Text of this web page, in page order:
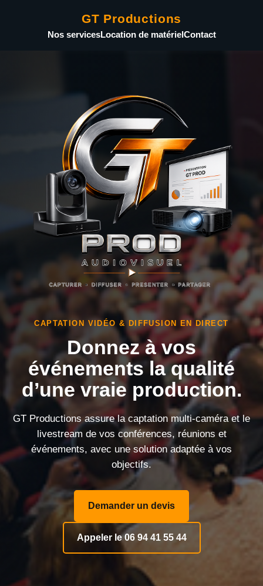
GT Productions
Nos servicesLocation de matériel Contact
CAPTATION VIDÉO & DIFFUSION EN DIRECT
Donnez à vos
événements la qualité
d’une vraie production.
GT Productions assure la captation multi-caméra et le
livestream de vos conférences, réunions et
événements, avec une solution adaptée à vos
objectifs.
Demander un devis
Appeler le 06 94 41 55 44